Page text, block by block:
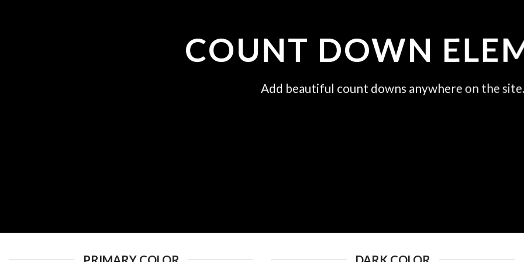
COUNT DOWN
Add beautiful count downs anywhere on the site.